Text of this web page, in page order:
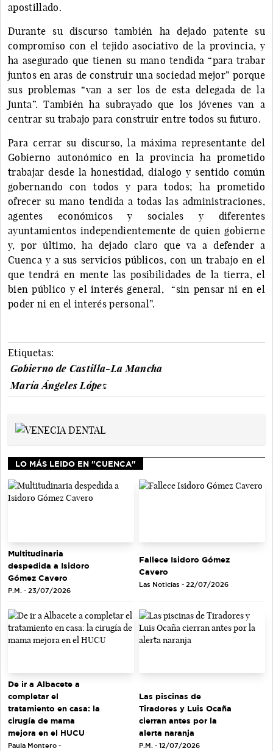
apostillado.
Durante su discurso también ha dejado patente su
compromiso con el tejido asociativo de la provincia, y
ha asegurado que tienen su mano tendida “para trabar
juntos en aras de construir una sociedad mejor” porque
sus problemas “van a ser los de esta delegada de la
Junta”. También ha subrayado que los jóvenes van a
centrar su trabajo para construir entre todos su futuro.
Para cerrar su discurso, la máxima representante del
Gobierno autonómico en la provincia ha prometido
trabajar desde la honestidad, dialogo y sentido común
gobernando con todos y para todos; ha prometido
ofrecer su mano tendida a todas las administraciones,
agentes económicos y sociales y diferentes
ayuntamientos independientemente de quien gobierne
y, por último, ha dejado claro que va a defender a
Cuenca y a sus servicios públicos, con un trabajo en el
que tendrá en mente las posibilidades de la tierra, el
bien público y el interés general, “sin pensar ni en el
poder ni en el interés personal”.
Etiquetas:
Gobierno de Castilla-La Mancha
María Ángeles López
LO MÁS LEIDO EN "CUENCA"
Multitudinaria
despedida a Isidoro
Gómez Cavero
P.M. - 23/07/2026
Fallece Isidoro Gómez
Cavero
Las Noticias - 22/07/2026
De ir a Albacete a
completar el
tratamiento en casa: la
cirugía de mama
mejora en el HUCU
Paula Montero -
Las piscinas de
Tiradores y Luis Ocaña
cierran antes por la
alerta naranja
P.M. - 12/07/2026